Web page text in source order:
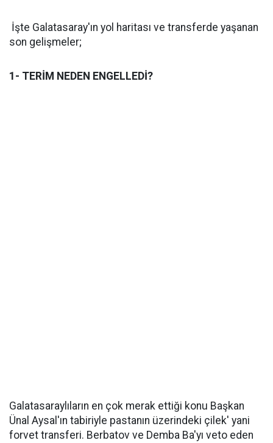
İşte Galatasaray'ın yol haritası ve transferde yaşanan
son gelişmeler;
1- TERİM NEDEN ENGELLEDİ?
Galatasaraylıların en çok merak ettiği konu Başkan
Ünal Aysal'ın tabiriyle pastanın üzerindeki çilek' yani
forvet transferi. Berbatov ve Demba Ba'yı veto eden